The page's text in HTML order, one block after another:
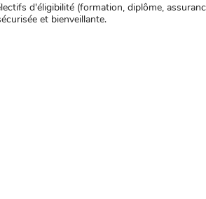
d'éligibilité (formation, diplôme,
et bienveillante.